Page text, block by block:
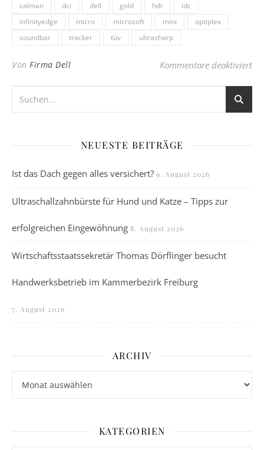
calman dci dell gold hdr
idc
infinityedge
micro microsoft mini
optiplex
soundbar
tracker tüv ultrasharp
Von Firma Dell Kommentare deaktiviertfür
NEUESTE BEITRÄGE
Ist das Dach gegen alles versichert? 9. August 2026
Ultraschallzahnbürste für Hund und Katze – Tipps zur
erfolgreichen Eingewöhnung 8. August 2026
Wirtschaftsstaatssekretär Thomas Dörflinger besucht
Handwerksbetrieb im Kammerbezirk Freiburg
7. August 2026
ARCHIV
KATEGORIEN